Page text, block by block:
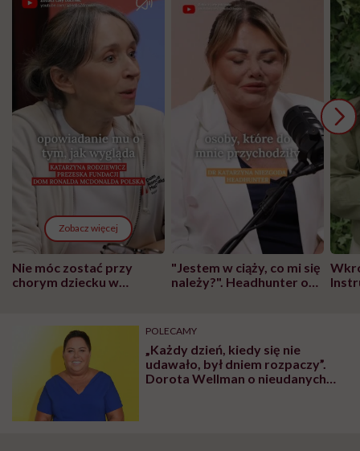
Zobacz więcej
Nie móc zostać przy
chorym dziecku w
może chyba tylko
głupota i brak
wyobraźni"
"Jestem w ciąży, co mi się
należy?". Headhunter o
pracy
POLECAMY
„Każdy dzień, kiedy się nie
udawało, był dniem rozpaczy”.
Dorota Wellman o nieudanych